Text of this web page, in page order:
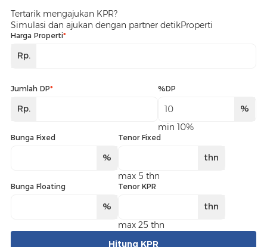
Tertarik mengajukan KPR?
Simulasi dan ajukan dengan partner detikProperti
Harga Properti*
Rp.
Jumlah DP*
Rp.
%DP
%
min 10%
Bunga Fixed
%
Tenor Fixed
thn
max 5 thn
Bunga Floating
%
Tenor KPR
thn
max 25 thn
Hitung KPR